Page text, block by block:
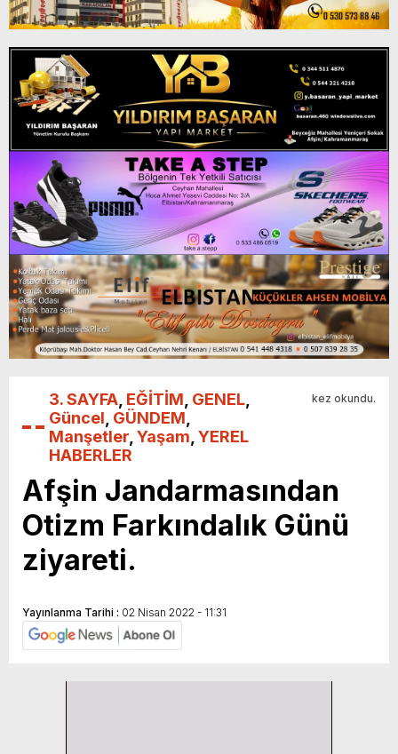
3. SAYFA EĞİTİM GENEL
Güncel GÜNDEM
Manşetler Yaşam YEREL
HABERLER
kez okundu.
Afşin Jandarmasından
Otizm Farkındalık Günü
ziyareti.
Yayınlanma Tarihi : 02 Nisan 2022 - 11:31